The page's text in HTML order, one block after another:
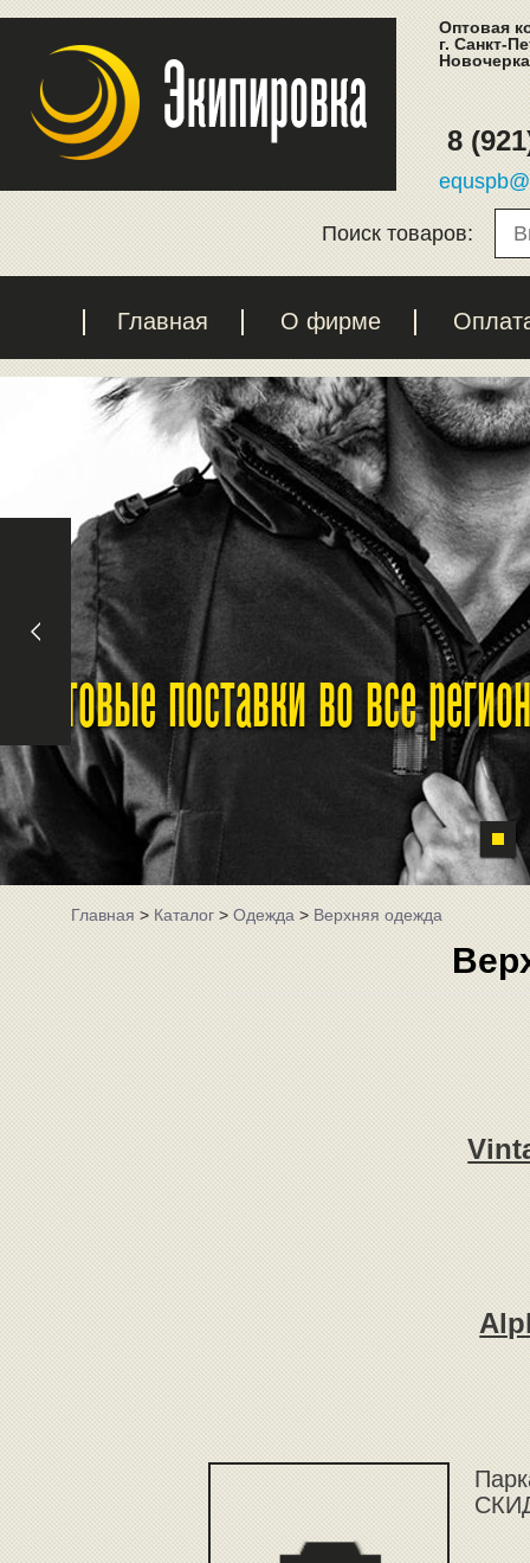
Оптовая
г. Санкт-
8
Поиск товаров:
Главная О фирме
Оптовые поставки во все
Главная>Каталог>Одежда>Верхняя одежда